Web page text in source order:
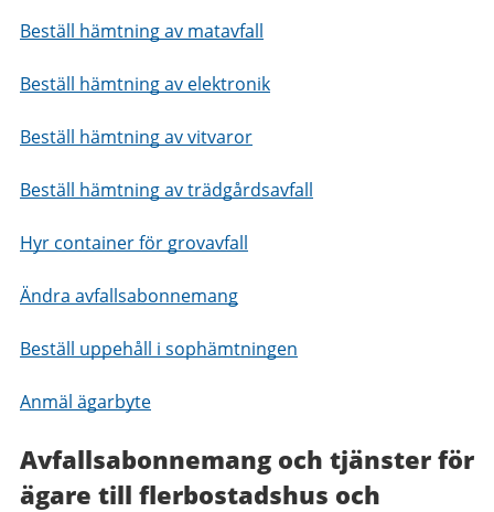
Beställ hämtning av matavfall
Beställ hämtning av elektronik
Beställ hämtning av vitvaror
Beställ hämtning av trädgårdsavfall
Hyr container för grovavfall
Ändra avfallsabonnemang
Beställ uppehåll i sophämtningen
Anmäl ägarbyte
Avfallsabonnemang och tjänster för
ägare till flerbostadshus och